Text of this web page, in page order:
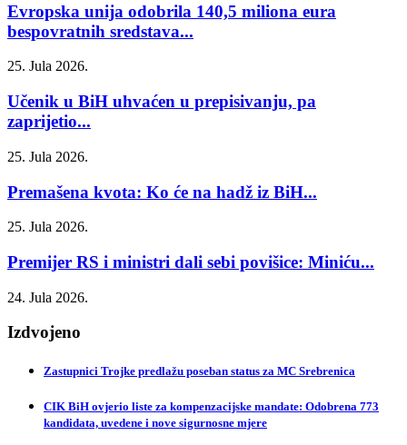
Evropska unija odobrila 140,5 miliona eura
bespovratnih sredstava...
25. Jula 2026.
Učenik u BiH uhvaćen u prepisivanju, pa
zaprijetio...
25. Jula 2026.
Premašena kvota: Ko će na hadž iz BiH...
25. Jula 2026.
Premijer RS i ministri dali sebi povišice: Miniću...
24. Jula 2026.
Izdvojeno
Zastupnici Trojke predlažu poseban status za MC Srebrenica
CIK BiH ovjerio liste za kompenzacijske mandate: Odobrena 773
kandidata, uvedene i nove sigurnosne mjere